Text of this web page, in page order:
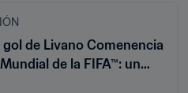
gol de Livano Comenencia
de la FIFA™: un